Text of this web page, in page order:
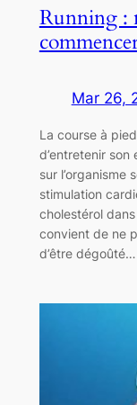
Running :
Mar 26,
La course à
d’entretenir
sur l’organisme
stimulation
cholestérol
convient de ne
d’être dégoûté…